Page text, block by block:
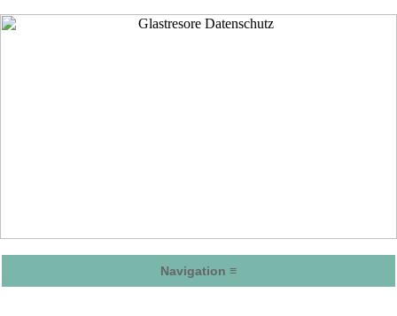
Navigation ≡